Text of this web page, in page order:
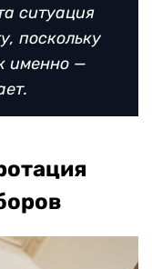
ситуация
поскольку
именно —